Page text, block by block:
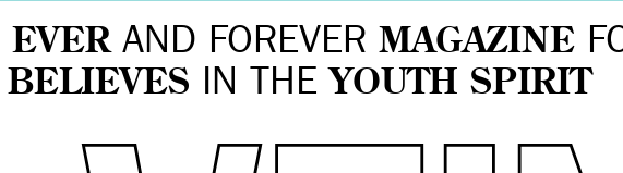
EVERAND FOREVER MAGAZINE
BELIEVES IN THE YOUTH SPIRIT